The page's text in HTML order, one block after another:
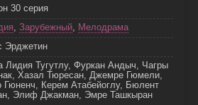
30 серия
, Зарубежный, Мелодрама
Эрджетин
Лидия Тугутлу, Фуркан Андыч, Чагры
Хазал Тюресан, Джемре Гюмели,
Гюненч, Керем Атабейоглу, Бюлент
Элиф Джакман, Эмре Ташкыран